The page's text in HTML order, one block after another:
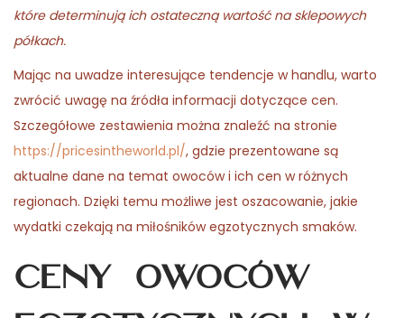
6
które determinują ich ostateczną wartość na sklepowych
półkach.
Mając na uwadze interesujące tendencje w handlu, warto
zwrócić uwagę na źródła informacji dotyczące cen.
Szczegółowe zestawienia można znaleźć na stronie
https://pricesintheworld.pl/, gdzie prezentowane są
aktualne dane na temat owoców i ich cen w różnych
regionach. Dzięki temu możliwe jest oszacowanie, jakie
wydatki czekają na miłośników egzotycznych smaków.
Ceny owoców